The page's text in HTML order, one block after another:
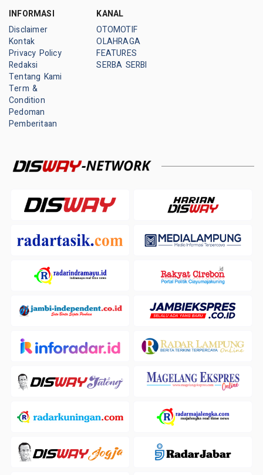
INFORMASI
Disclaimer
Kontak
Privacy Policy
Redaksi
Tentang Kami
Term &
Condition
Pedoman
Pemberitaan
KANAL
OTOMOTIF
OLAHRAGA
FEATURES
SERBA SERBI